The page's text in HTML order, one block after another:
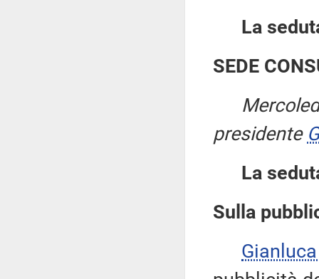
La
SEDE
presidente
La
Sulla